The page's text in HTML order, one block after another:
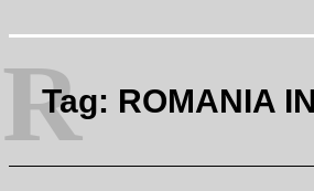
Tag: ROMANIA
R